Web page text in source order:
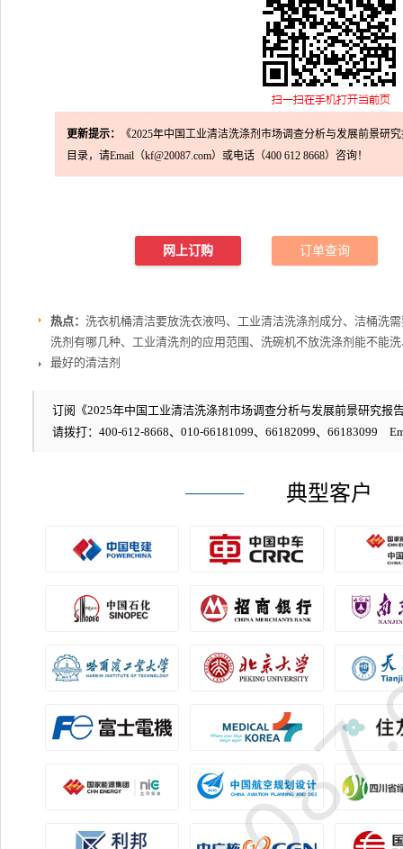
更新提示：
《2025年中国工业清洁洗涤剂市场调查分析与发展前景研
目录，请Email（kf@20087.com）或电话（400 612 8668）咨询！
网上订购 订单查询
热点： 洗衣机桶清洁要放洗衣液吗、工业清洁洗涤剂成分、洁桶洗
洗剂有哪几种、工业清洗剂的应用范围、洗碗机不放洗涤剂能不能
最好的清洁剂
订阅《2025年中国工业清洁洗涤剂市场调查分析与发展前景研究报
请拨打：400-612-8668、010-66181099、66182099、66183099
典型客户